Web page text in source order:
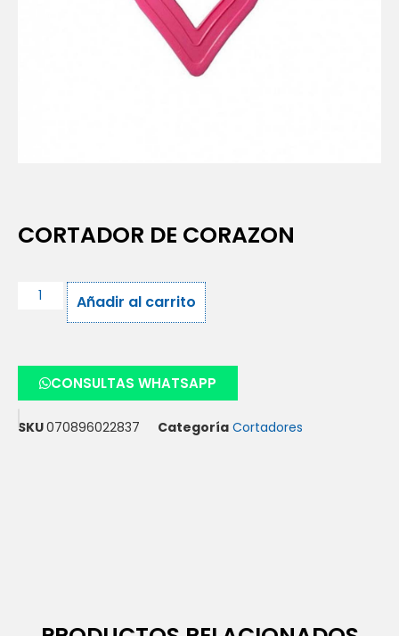
CORTADOR DE CORAZON
Añadir al carrito
CONSULTAS WHATSAPP
SKU070896022837 Categoría Cortadores